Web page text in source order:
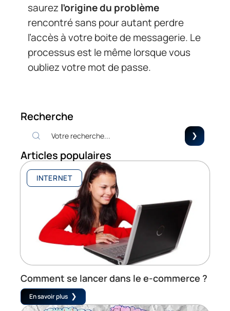
saurez l’origine du problème
rencontré sans pour autant perdre
l’accès à votre boite de messagerie. Le
processus est le même lorsque vous
oubliez votre mot de passe.
Recherche
Articles populaires
INTERNET
Comment se lancer dans le e-commerce ?
En savoir plus